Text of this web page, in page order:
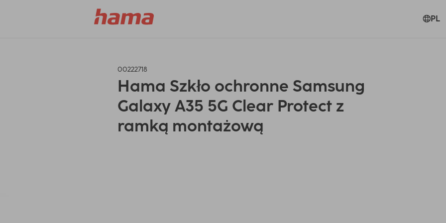
PL
00222718
Hama Szkło ochronne Samsung
Galaxy A35 5G Clear Protect z
ramką montażową